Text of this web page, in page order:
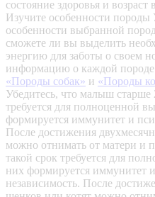
состояние здоровья и возраст
Изучите особенности породы
особенности выбранной
сможете ли вы выделить
энергию для заботы о своем
информацию о каждой породе
«Породы собак» и «Породы
Убедитесь, что малыш старше
требуется для полноценной
формируется иммунитет и
После достижения
можно отнимать от матери и
такой срок требуется для
них формируется иммунитет
независимость. После